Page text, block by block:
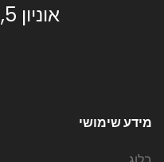
אוניון 5, אשדוד
מידע שימושי